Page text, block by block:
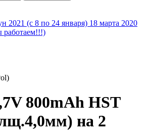
2021 (с 8 по 24 января) 18 марта 2020
800mAh HST
на 2